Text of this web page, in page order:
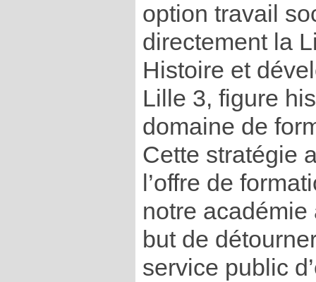
option travail
directement la
Histoire et
Lille 3, figure
domaine de
Cette stratégie
l’offre de
notre
but de
service public